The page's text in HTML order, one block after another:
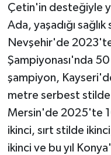
Çetin'in desteğiyle
Ada, yaşadığı
Nevşehir'de
Şampiyonası'nda
şampiyon,
metre serbest
Mersin'de 2025'te
ikinci, sırt stilde
ikinci ve bu yıl